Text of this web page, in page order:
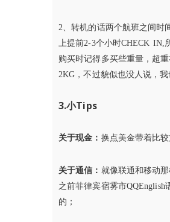
2、转机的话两个航班之间时
上提前2-3个小时CHECK
购买时记得多买些重量，超
2KG，不过貌似也没人说，我
3.小Tips
关于现金： 换点美金带着比
关于通信： 就像联通和移动
之前菲律宾宿雾市QQEnglish
的；